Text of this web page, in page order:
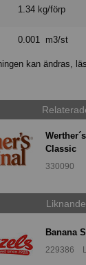
1.34 kg/förp
0.001 m3/st
kan ändras,
Classic
330090
Banana
229386